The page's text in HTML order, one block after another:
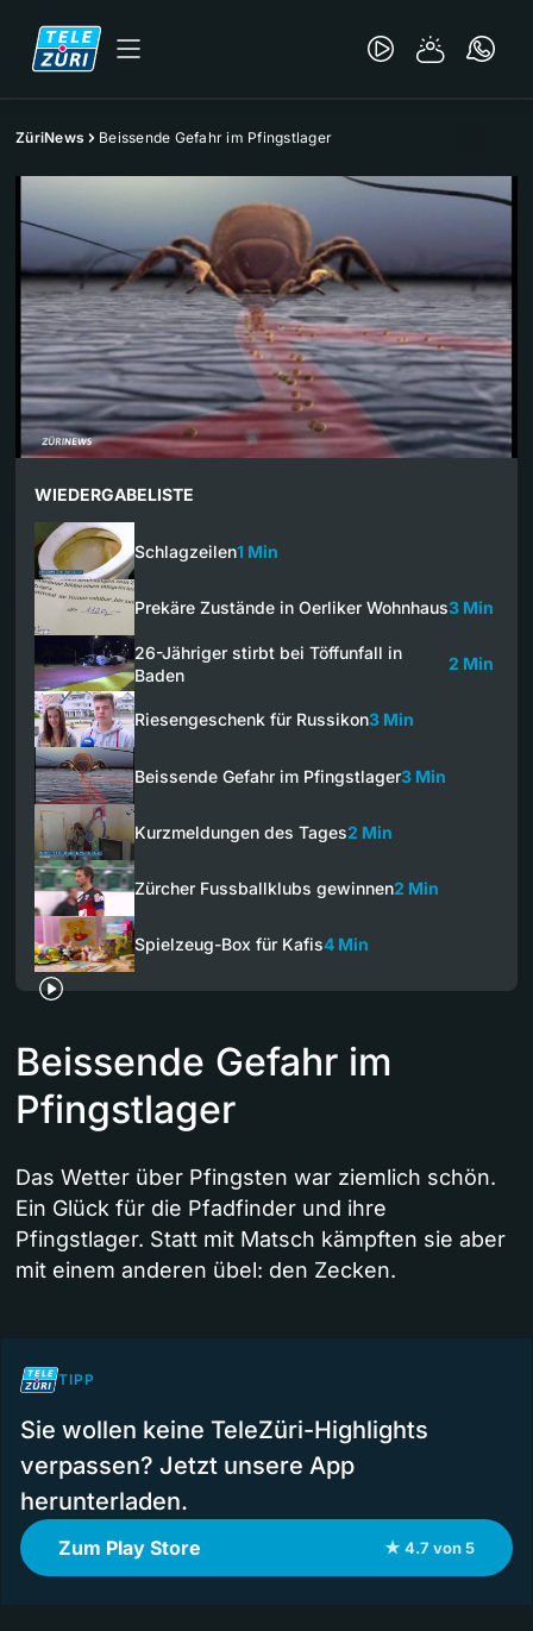
ZüriNews Beissende Gefahr im Pfingstlager
WIEDERGABELISTE
Schlagzeilen1 Min
Prekäre Zustände in Oerliker Wohnhaus3 Min
26-Jähriger stirbt bei Töffunfall in
Baden
2 Min
Riesengeschenk für Russikon3 Min
Beissende Gefahr im Pfingstlager3 Min
Kurzmeldungen des Tages2 Min
Zürcher Fussballklubs gewinnen2 Min
Spielzeug-Box für Kafis4 Min
Beissende Gefahr im
Pfingstlager
Das Wetter über Pfingsten war ziemlich schön.
Ein Glück für die Pfadfinder und ihre
Pfingstlager. Statt mit Matsch kämpften sie aber
mit einem anderen übel: den Zecken.
TIPP
Sie wollen keine TeleZüri-Highlights
verpassen? Jetzt unsere App
herunterladen.
Zum Play Store ★ 4.7 von 5